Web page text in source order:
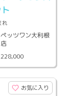
ペッツワン大利根
店
228,000
お気に入り